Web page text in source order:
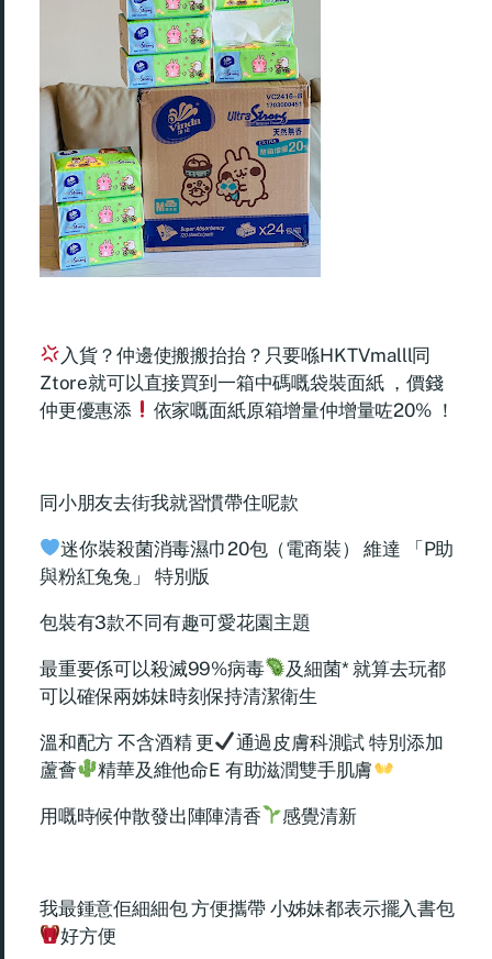
入貨？仲邊使搬搬抬抬？只要喺HKTVmalll同
Ztore就可以直接買到一箱中碼嘅袋裝面紙 ，價錢
仲更優惠添
依家嘅面紙原箱增量仲增量咗20% ！
同小朋友去街我就習慣帶住呢款
迷你裝殺菌消毒濕巾20包（電商裝） 維達 「P助
與粉紅兔兔」 特別版
包裝有3款不同有趣可愛花園主題
最重要係可以殺滅99%病毒
及細菌* 就算去玩都
可以確保兩姊妹時刻保持清潔衛生
溫和配方 不含酒精 更
通過皮膚科測試 特別添加
蘆薈
精華及維他命E 有助滋潤雙手肌膚
用嘅時候仲散發出陣陣清香 感覺清新
我最鍾意佢細細包 方便攜帶 小姊妹都表示擺入書包
好方便